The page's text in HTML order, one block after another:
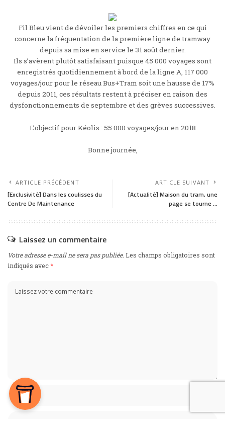
Fil Bleu vient de dévoiler les premiers chiffres en ce qui
concerne la fréquentation de la première ligne de tramway
depuis sa mise en service le 31 août dernier.
Ils s’avèrent plutôt satisfaisant puisque 45 000 voyages sont
enregistrés quotidiennement à bord de la ligne A, 117 000
voyages/jour pour le réseau Bus+Tram soit une hausse de 17%
depuis 2011, ces résultats restent à préciser en raison des
dysfonctionnements de septembre et des grèves successives.
L’objectif pour Kéolis : 55 000 voyages/jour en 2018
Bonne journée,
ARTICLE PRÉCÉDENT
[Exclusivité] Dans les coulisses du
Centre De Maintenance
ARTICLE SUIVANT
[Actualité] Maison du tram, une
page se tourne …
Laissez un commentaire
Votre adresse e-mail ne sera pas publiée. Les champs obligatoires sont
indiqués avec *